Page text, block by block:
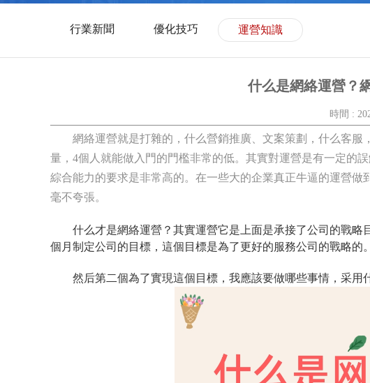
行業新聞 優化技巧 運營知識
什么是網絡運營？
時間 :
網絡運營就是打雜的，什么營銷推廣、文案策劃，什么客服
量，4個人就能做入門的門檻非常的低。其實對運營是有一定的
綜合能力的要求是非常高的。在一些大的企業真正牛逼的運營
毫不夸張。
什么才是網絡運營？其實運營它是上面是承接了公司的戰略
個月制定公司的目標，這個目標是為了更好的服務公司的戰略的。
然后第二個為了實現這個目標，我應該要做哪些事情，采用